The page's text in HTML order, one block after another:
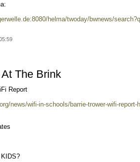
helma/twoday/bwnews/
The Brink
Report
news/wifi-in-schools/barrie-trower-wifi-report-